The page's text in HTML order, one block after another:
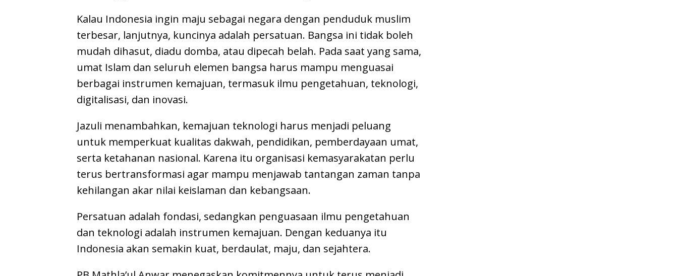
Kalau Indonesia ingin maju sebagai negara dengan penduduk muslim
terbesar, lanjutnya, kuncinya adalah persatuan. Bangsa ini tidak boleh
mudah dihasut, diadu domba, atau dipecah belah. Pada saat yang sama,
umat Islam dan seluruh elemen bangsa harus mampu menguasai
berbagai instrumen kemajuan, termasuk ilmu pengetahuan, teknologi,
digitalisasi, dan inovasi.
Jazuli menambahkan, kemajuan teknologi harus menjadi peluang
untuk memperkuat kualitas dakwah, pendidikan, pemberdayaan umat,
serta ketahanan nasional. Karena itu organisasi kemasyarakatan perlu
terus bertransformasi agar mampu menjawab tantangan zaman tanpa
kehilangan akar nilai keislaman dan kebangsaan.
Persatuan adalah fondasi, sedangkan penguasaan ilmu pengetahuan
dan teknologi adalah instrumen kemajuan. Dengan keduanya itu
Indonesia akan semakin kuat, berdaulat, maju, dan sejahtera.